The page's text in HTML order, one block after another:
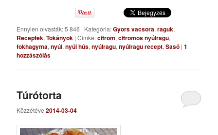
Ennyien olvasták: 5 846 | Kategória:Gyors vacsora,raguk,
Receptek,Tokányok |Címke:citrom,citromos nyúlragu,
fokhagyma,nyúl,nyúl hús,nyúlragu,nyúlragu recept,Sasó |1
hozzászólás
Túrótorta
Közzétéve2014-03-04